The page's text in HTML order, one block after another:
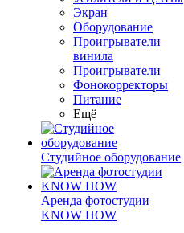
Экран
Оборудование
Проигрыватели
винила
Проигрыватели
Фонокорректоры
Питание
Ещё
Студийное оборудование
Аренда фотостудии
KNOW HOW